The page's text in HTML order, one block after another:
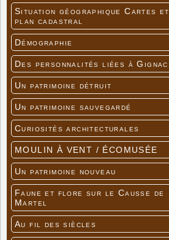
Situation géographique Cartes et
plan cadastral
Démographie
Des personnalités liées à Gignac
Un patrimoine détruit
Un patrimoine sauvegardé
Curiosités architecturales
MOULIN À VENT / ÉCOMUSÉE
Un patrimoine nouveau
Faune et flore sur le Causse de
Martel
Au fil des siècles